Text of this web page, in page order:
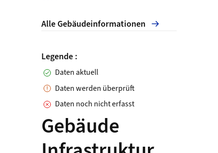
Alle Gebäudeinformationen
Legende Status Datenerfassung
:
Daten aktuell
Daten werden überprüft
Daten noch nicht erfasst
Gebäude